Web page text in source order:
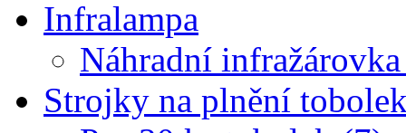
Infralampa
Náhradní
Strojky na plnění